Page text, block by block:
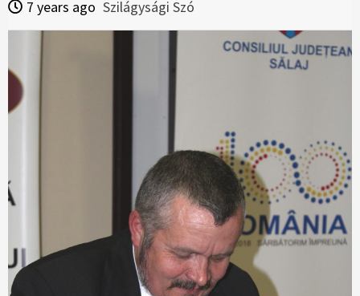
7 years ago Szilágysági Szó